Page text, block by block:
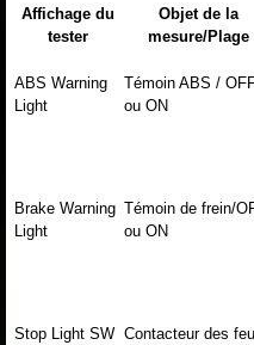
Affichage du
tester
Objet de la
mesure/Plage
ABS Warning
Light
Témoin ABS /
ou ON
Brake Warning
Light
Témoin de frein/
ou ON
Stop Light SW Contacteur des